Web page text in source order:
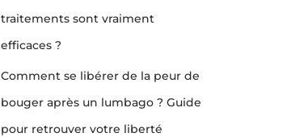
traitements sont vraiment
efficaces ?
Comment se libérer de la peur de
bouger après un lumbago ? Guide
pour retrouver votre liberté